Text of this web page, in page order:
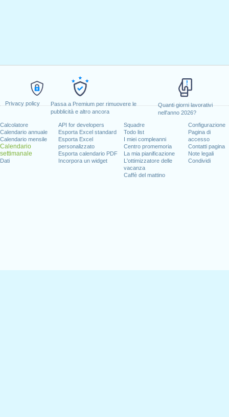
Privacy policy
Passa a Premium per rimuovere le
pubblicità e altro ancora
Quanti giorni lavorativi
nell'anno 2026?
Calcolatore
Calendario annuale
Calendario mensile
Calendario
settimanale
Dati
API for developers
Esporta Excel standard
Esporta Excel
personalizzato
Esporta calendario PDF
Incorpora un widget
Squadre
Todo list
I miei compleanni
Centro promemoria
La mia pianificazione
L'ottimizzatore delle
vacanza
Caffè del mattino
Configurazione
Pagina di
accesso
Contatti pagina
Note legali
Condividi